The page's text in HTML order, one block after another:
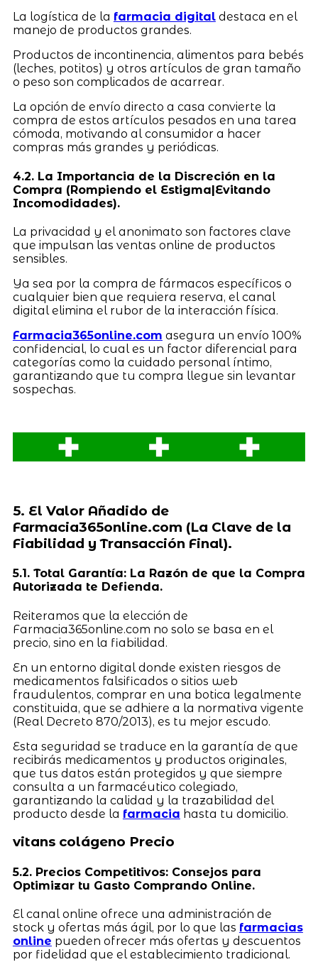
La logística de la farmacia digitaldestaca en el
manejo de productos grandes.
Productos de incontinencia, alimentos para bebés
(leches, potitos) y otros artículos de gran tamaño
o peso son complicados de acarrear.
La opción de envío directo a casa convierte la
compra de estos artículos pesados en una tarea
cómoda, motivando al consumidor a hacer
compras más grandes y periódicas.
4.2. La Importancia de la Discreción en la
Compra (Rompiendo el Estigma|Evitando
Incomodidades).
La privacidad y el anonimato son factores clave
que impulsan las ventas online de productos
sensibles.
Ya sea por la compra de fármacos específicos o
cualquier bien que requiera reserva, el canal
digital elimina el rubor de la interacción física.
Farmacia365online.com asegura un envío 100%
confidencial, lo cual es un factor diferencial para
categorías como la cuidado personal íntimo,
garantizando que tu compra llegue sin levantar
sospechas.
5. El Valor Añadido de
Farmacia365online.com (La Clave de la
Fiabilidad y Transacción Final).
5.1. Total Garantía: La Razón de que la Compra
Autorizada te Defienda.
Reiteramos que la elección de
Farmacia365online.com no solo se basa en el
precio, sino en la fiabilidad.
En un entorno digital donde existen riesgos de
medicamentos falsificados o sitios web
fraudulentos, comprar en una botica legalmente
constituida, que se adhiere a la normativa vigente
(Real Decreto 870/2013), es tu mejor escudo.
Esta seguridad se traduce en la garantía de que
recibirás medicamentos y productos originales,
que tus datos están protegidos y que siempre
consulta a un farmacéutico colegiado,
garantizando la calidad y la trazabilidad del
producto desde la farmacia hasta tu domicilio.
vitans colágeno Precio
5.2. Precios Competitivos: Consejos para
Optimizar tu Gasto Comprando Online.
El canal online ofrece una administración de
stock y ofertas más ágil, por lo que las farmacias
online pueden ofrecer más ofertas y descuentos
por fidelidad que el establecimiento tradicional.